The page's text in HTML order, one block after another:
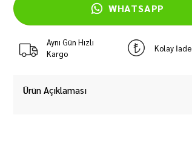
WHATSAPP
Aynı Gün Hızlı
Kargo
Kolay İade
Ürün Açıklaması